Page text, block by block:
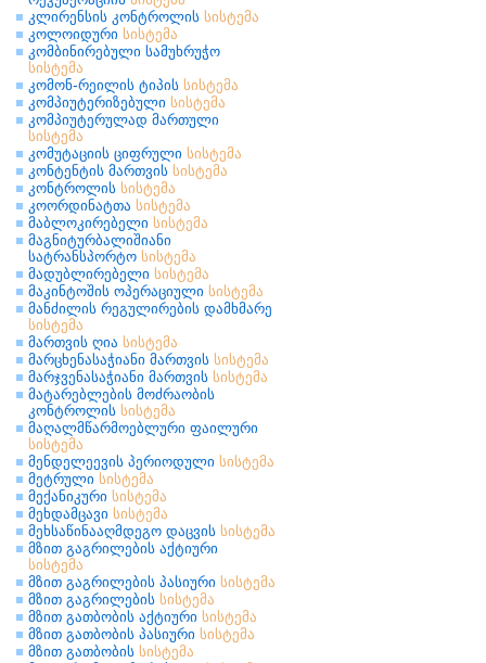
კლირენსის კონტროლის სისტემა
კოლოიდური სისტემა
კომბინირებული სამუხრუჭო
სისტემა
კომონ-რეილის ტიპის სისტემა
კომპიუტერიზებული სისტემა
კომპიუტერულად მართული
სისტემა
კომუტაციის ციფრული სისტემა
კონტენტის მართვის სისტემა
კონტროლის სისტემა
კოორდინატთა სისტემა
მაბლოკირებელი სისტემა
მაგნიტურბალიშიანი
სატრანსპორტო სისტემა
მადუბლირებელი სისტემა
მაკინტოშის ოპერაციული სისტემა
მანძილის რეგულირების დამხმარე
სისტემა
მართვის ღია სისტემა
მარცხენასაჭიანი მართვის სისტემა
მარჯვენასაჭიანი მართვის სისტემა
მატარებლების მოძრაობის
კონტროლის სისტემა
მაღალმწარმოებლური ფაილური
სისტემა
მენდელეევის პერიოდული სისტემა
მეტრული სისტემა
მექანიკური სისტემა
მეხდამცავი სისტემა
მეხსაწინააღმდეგო დაცვის სისტემა
მზით გაგრილების აქტიური
სისტემა
მზით გაგრილების პასიური სისტემა
მზით გაგრილების სისტემა
მზით გათბობის აქტიური სისტემა
მზით გათბობის პასიური სისტემა
მზით გათბობის სისტემა